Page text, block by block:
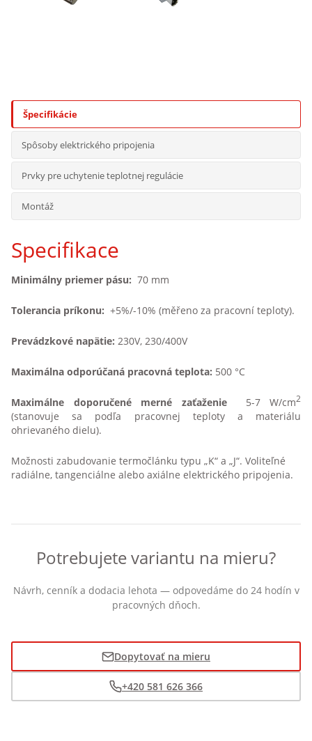
Vyhrievacie telesá pre priemyselné aplikácie
Vyhrievacie telesá do kúpeľňových radiátorov
Vyhrievacie telesá a komponenty pre železnice
Rozpúšťanie medu
Špecifikácie
Spôsoby elektrického pripojenia
Prvky pre uchytenie teplotnej regulácie
Montáž
Specifikace
Minimálny priemer pásu: 70 mm
Tolerancia príkonu: +5%/-10% (měřeno za pracovní teploty).
Prevádzkové napätie: 230V, 230/400V
Maximálna odporúčaná pracovná teplota: 500 °C
Maximálne doporučené merné zaťaženie5-7 W/cm2
(stanovuje sa podľa pracovnej teploty a materiálu
ohrievaného dielu).
Možnosti zabudovanie termočlánku typu „K“ a „J“. Voliteľné
radiálne, tangenciálne alebo axiálne elektrického pripojenia.
Potrebujete variantu na mieru?
Návrh, cenník a dodacia lehota — odpovedáme do 24 hodín v
pracovných dňoch.
Dopytovať na mieru
+420 581 626 366